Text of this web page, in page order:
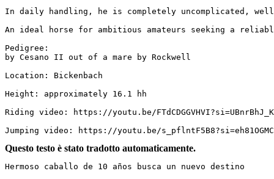
In daily handling, he is completely uncomplicated,
An ideal horse for ambitious amateurs seeking a
Pedigree:
by Cesano II out of a mare by Rockwell
Location: Bickenbach
Height: approximately 16.1 hh
Riding video: https://youtu.be/
Jumping video: https://youtu.be/
Questo testo è stato tradotto automaticamente.
Hermoso caballo de 10 años busca un nuevo destino